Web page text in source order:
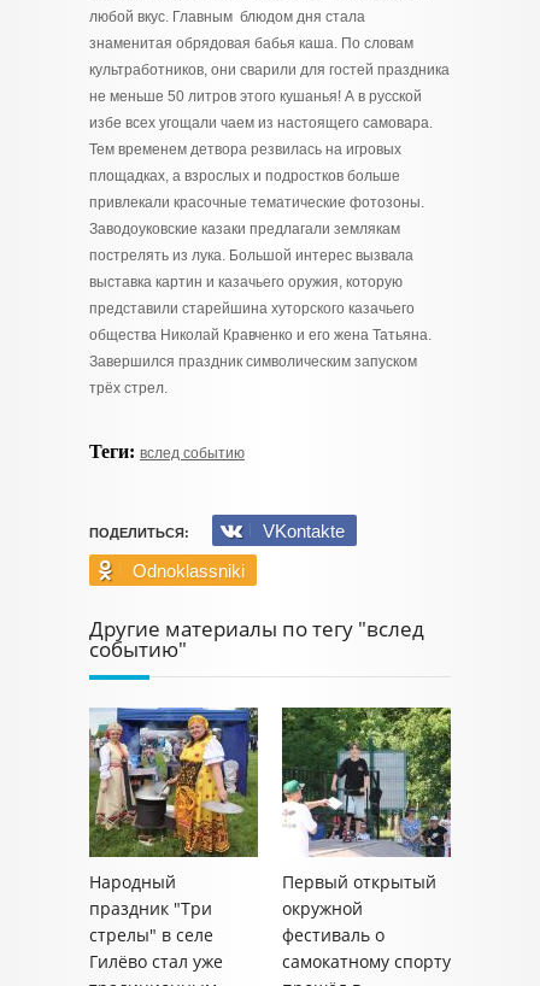
любой вкус. Главным блюдом дня стала
знаменитая обрядовая бабья каша. По словам
культработников, они сварили для гостей праздника
не меньше 50 литров этого кушанья! А в русской
избе всех угощали чаем из настоящего самовара.
Тем временем детвора резвилась на игровых
площадках, а взрослых и подростков больше
привлекали красочные тематические фотозоны.
Заводоуковские казаки предлагали землякам
пострелять из лука. Большой интерес вызвала
выставка картин и казачьего оружия, которую
представили старейшина хуторского казачьего
общества Николай Кравченко и его жена Татьяна.
Завершился праздник символическим запуском
трёх стрел.
Теги: вслед событию
ПОДЕЛИТЬСЯ:
VKontakte
Odnoklassniki
Другие материалы по тегу "вслед
событию"
Народный
праздник "Три
стрелы" в селе
Гилёво стал уже
Первый открытый
окружной
фестиваль о
самокатному спорту